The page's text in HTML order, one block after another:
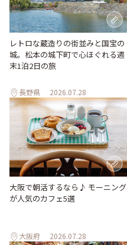
レトロな蔵造りの街並みと国宝の
城。松本の城下町で心ほぐれる週
末1泊2日の旅
長野県 2026.07.28
大阪で朝活するなら♪ モーニング
が人気のカフェ5選
大阪府 2026.07.28